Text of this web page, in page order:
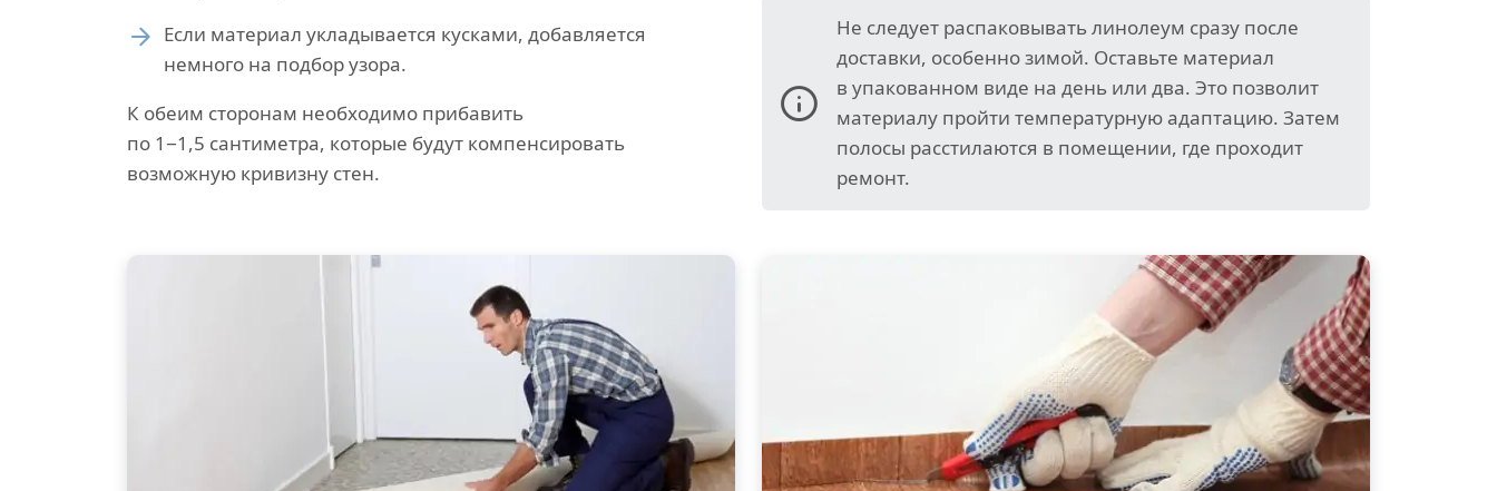
Если материал укладывается кусками, добавляется
немного на подбор узора.
К обеим сторонам необходимо прибавить
по 1−1,5 сантиметра, которые будут компенсировать
возможную кривизну стен.
Не следует распаковывать линолеум сразу после
доставки, особенно зимой. Оставьте материал
в упакованном виде на день или два. Это позволит
материалу пройти температурную адаптацию. Затем
полосы расстилаются в помещении, где проходит
ремонт.